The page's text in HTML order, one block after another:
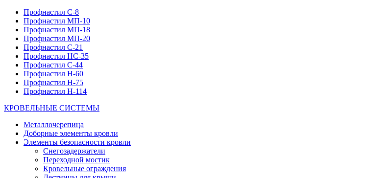
Профнастил С-8
Профнастил МП-10
Профнастил МП-18
Профнастил МП-20
Профнастил С-21
Профнастил НС-35
Профнастил С-44
Профнастил Н-60
Профнастил Н-75
Профнастил Н-114
КРОВЕЛЬНЫЕ СИСТЕМЫ
Металлочерепица
Доборные элементы кровли
Элементы безопасности кровли
Снегозадержатели
Переходной мостик
Кровельные ограждения